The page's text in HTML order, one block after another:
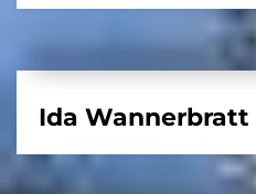
Ida Wannerbratt